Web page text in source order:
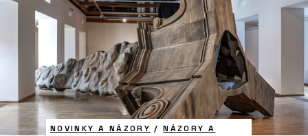
NOVINKY A NÁZORY /NÁZORY A